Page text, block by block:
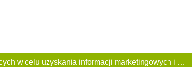
Ta Strona używa plików «cookies». Portal korzysta również z serwisu internetowego do zbierania danych technicznych o odwiedzających w celu uzyskania informacji marketingowych i statystycznych. Warunki przetwarzania danych odwiedzających Stronę, patrz: